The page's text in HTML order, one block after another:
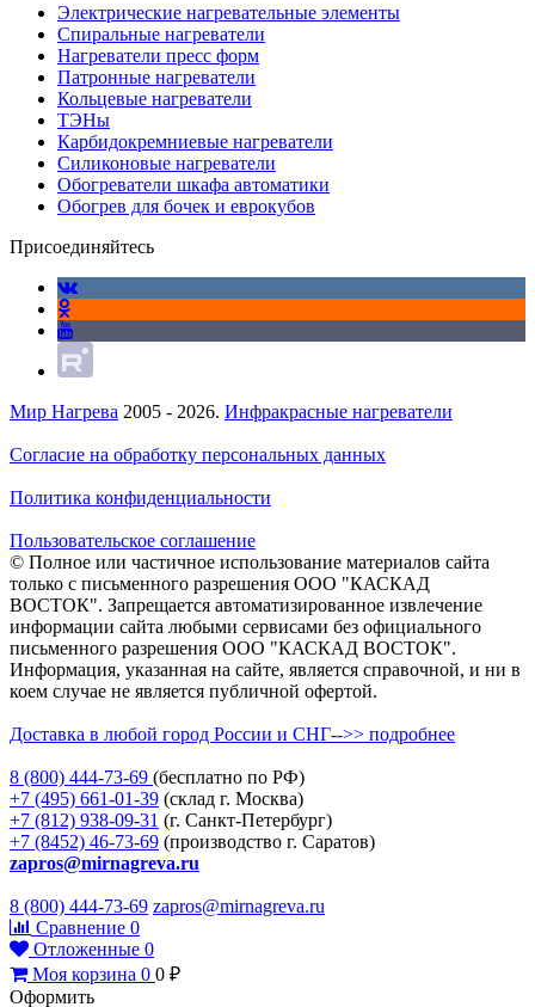
Электрические нагревательные элементы
Спиральные нагреватели
Нагреватели пресс форм
Патронные нагреватели
Кольцевые нагреватели
ТЭНы
Карбидокремниевые нагреватели
Силиконовые нагреватели
Обогреватели шкафа автоматики
Обогрев для бочек и еврокубов
Присоединяйтесь
Мир Нагрева 2005 - 2026. Инфракрасные нагреватели
Согласие на обработку персональных данных
Политика конфиденциальности
Пользовательское соглашение
© Полное или частичное использование материалов сайта
только с письменного разрешения ООО "КАСКАД
ВОСТОК". Запрещается автоматизированное извлечение
информации сайта любыми сервисами без официального
письменного разрешения ООО "КАСКАД ВОСТОК".
Информация, указанная на сайте, является справочной, и ни в
коем случае не является публичной офертой.
Доставка в любой город России и СНГ-->> подробнее
8 (800) 444-73-69 (бесплатно по РФ)
+7 (495) 661-01-39 (склад г. Москва)
+7 (812) 938-09-31 (г. Санкт-Петербург)
+7 (8452) 46-73-69 (производство г. Саратов)
zapros@mirnagreva.ru
8 (800) 444-73-69 zapros@mirnagreva.ru
Сравнение 0
Отложенные 0
Моя корзина 0 0 ₽
Оформить